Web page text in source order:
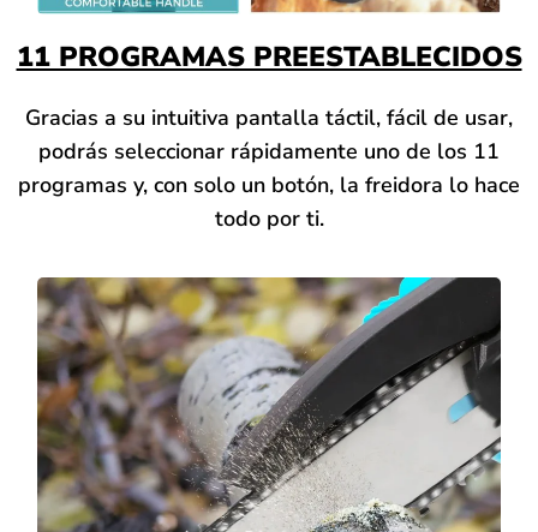
11 PROGRAMAS PREESTABLECIDOS
Gracias a su intuitiva pantalla táctil, fácil de usar,
podrás seleccionar rápidamente uno de los 11
programas y, con solo un botón, la freidora lo hace
todo por ti.